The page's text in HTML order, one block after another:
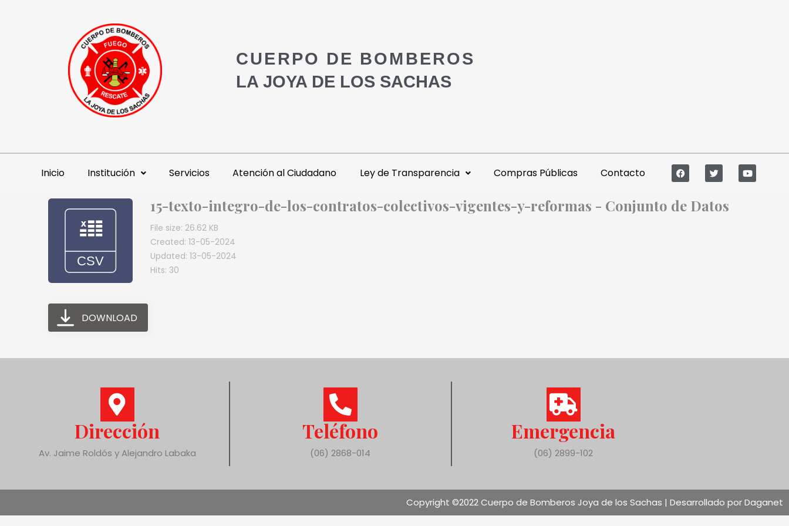
CUERPO DE BOMBEROS
LA JOYA DE LOS SACHAS
Inicio Institución Servicios Atención al Ciudadano Ley de Transparencia Compras Públicas Contacto
15-texto-integro-de-los-contratos-colectivos-vigentes-y-reformas - Conjunto de Datos
File size: 26.62 KB
Created: 13-05-2024
Updated: 13-05-2024
Hits: 30
DOWNLOAD
Dirección
Av. Jaime Roldós y Alejandro Labaka
Teléfono
(06) 2868-014
Emergencia
(06) 2899-102
Copyright ©2022 Cuerpo de Bomberos Joya de los Sachas | Desarrollado por Daganet